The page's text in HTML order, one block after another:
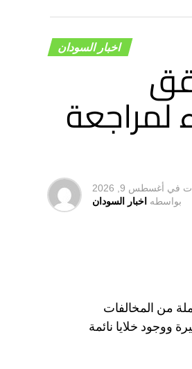
اخبار السودان
لمراجعة
في أغسطس 9, 2026
بواسطه اخبار السودان
من المخالفات
خلايا نائمة